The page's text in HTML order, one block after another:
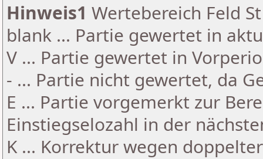
Hinweis1 Wertebereich Feld
blank ... Partie gewertet in
V ... Partie gewertet in
- ... Partie nicht gewertet, da
E ... Partie vorgemerkt zur
Einstiegselozahl in der
K ... Korrektur wegen